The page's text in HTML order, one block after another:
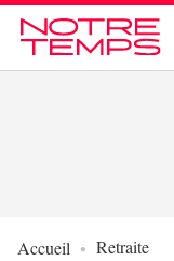
Accueil Retraite